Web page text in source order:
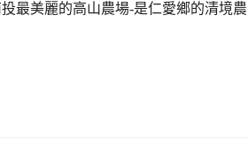
最美麗的高山農場-是仁愛鄉的清境農